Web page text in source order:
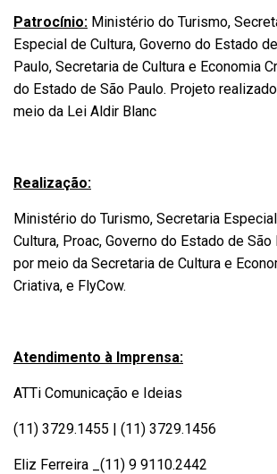
Patrocínio: Ministério do Turismo,
Especial de Cultura, Governo do Estado
Paulo, Secretaria de Cultura e Economia
do Estado de São Paulo. Projeto
meio da Lei Aldir Blanc
Realização:
Ministério do Turismo, Secretaria
Cultura, Proac, Governo do Estado de São
por meio da Secretaria de Cultura e
Criativa, e FlyCow.
Atendimento à Imprensa:
ATTi Comunicação e Ideias
(11) 3729.1455 | (11) 3729.1456
Eliz Ferreira _(11) 9 9110.2442